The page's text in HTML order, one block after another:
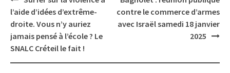
navigation
l’aide d’idées d’extrême-
droite. Vous n’y auriez
jamais pensé à l’école ? Le
SNALC Créteil le fait !
contre le commerce d’armes
avec Israël samedi 18 janvier
2025